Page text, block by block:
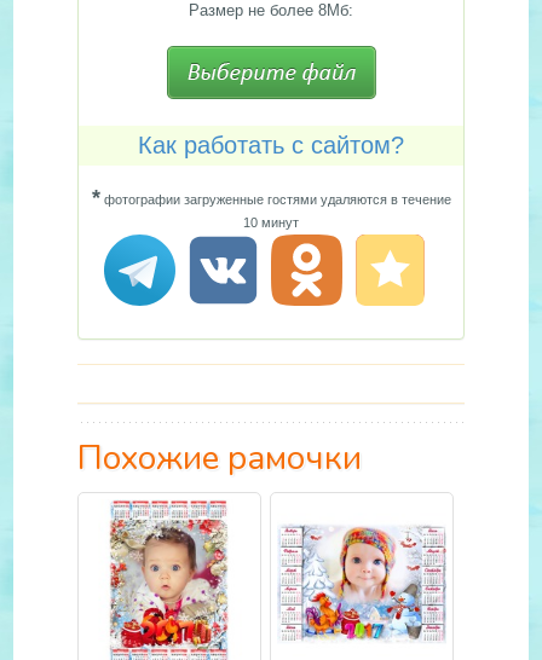
Размер не более 8Мб:
Как работать с сайтом?
*фотографии загруженные гостями удаляются в течение
10 минут
Похожие рамочки